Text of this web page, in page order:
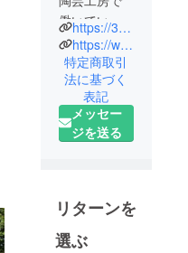
働いている
時に錫細工
と出会い、
以来7年間、
錫ピアスを
制作してい
る。
沖縄県嘉手
納町に移
住。嘉手納
https://3373.theshop.jp/
https://www.instagram.com/sazanami.okinawa?igsh=OGQ5ZDc2ODk2ZA==
特定商取引
法に基づく
表記
メッセー
ジを送る
リターンを
選ぶ